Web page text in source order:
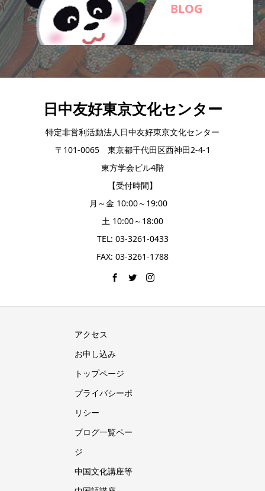
BLOG
日中友好東京文化センター
特定非営利活動法人日中友好東京文化センター
〒101-0065 東京都千代田区西神田2-4-1
東方学会ビル4階
【受付時間】
月～金 10:00～19:00
土 10:00～18:00
TEL: 03-3261-0433
FAX: 03-3261-1788
アクセス
お申し込み
トップページ
プライバシーポ
リシー
ブログ一覧ペー
ジ
中国文化講座等